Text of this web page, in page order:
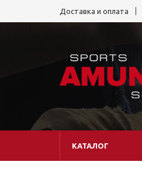
Доставка и оплата
КАТАЛОГ